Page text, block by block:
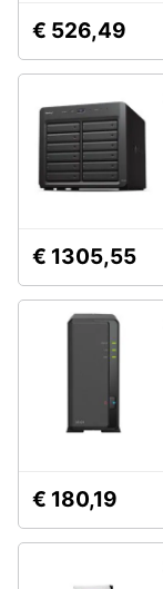
€ 526,49
€ 1305,55
€ 180,19